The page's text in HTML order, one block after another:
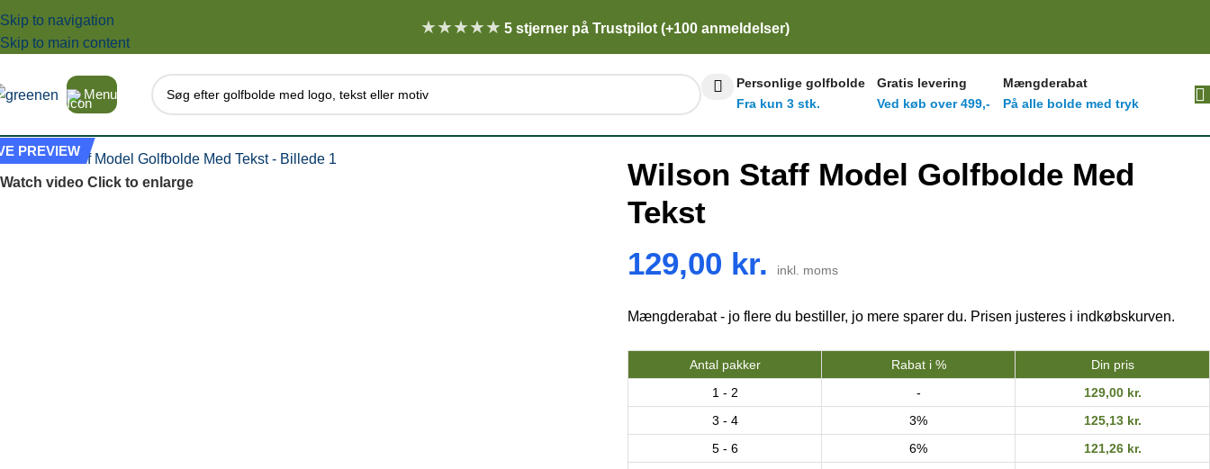
Skip to navigation
Skip to main content
★★★★★ 5 stjerner på Trustpilot (+100 anmeldelser)
Menu
Personlige golfbolde
Fra kun 3 stk.
Gratis levering
Ved køb over 499,-
Mængderabat
På alle bolde med tryk
PREVIEW
Watch video Click to enlarge
Wilson Staff Model Golfbolde Med
Tekst
129,00 kr. inkl. moms
Mængderabat - jo flere du bestiller, jo mere sparer du. Prisen justeres i indkøbskurven.
Antal pakker Rabat i %
Din pris
1 - 2
- 129,00 kr.
3 - 4
3% 125,13 kr.
5 - 6
6% 121,26 kr.